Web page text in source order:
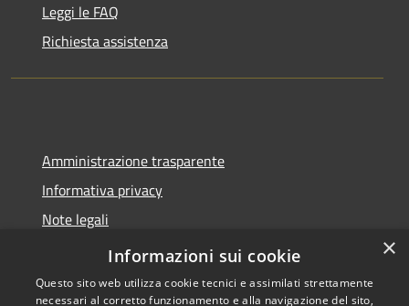
Leggi le FAQ
Richiesta assistenza
Amministrazione trasparente
Informativa privacy
Note legali
Dichiarazione di accessibilità
×
Informazioni sui cookie
Questo sito web utilizza cookie tecnici e assimilati strettamente
necessari al corretto funzionamento e alla navigazione del sito,